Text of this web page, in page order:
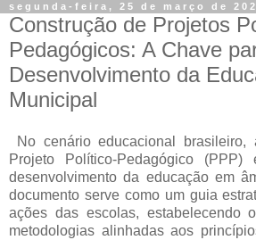
segunda-feira, 25 de março de
Construção de Projetos
Pedagógicos: A Chave
Desenvolvimento da
Municipal
No cenário educacional brasileiro,
Projeto Político-Pedagógico
desenvolvimento da educação em
documento serve como um guia
ações das escolas, estabelecendo
metodologias alinhadas aos